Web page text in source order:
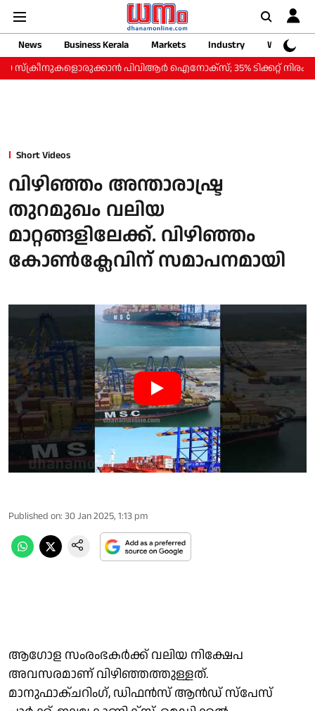
News Business Kerala Markets Industry
Web
സ്‌ക്രീനുകളൊരുക്കാന്‍ പിവിആര്‍ ഐനോക്‌സ്; 35% ടിക്കറ്റ് നിരക്ക്
Short Videos
വിഴിഞ്ഞം അന്താരാഷ്ട്ര
തുറമുഖം വലിയ
മാറ്റങ്ങളിലേക്ക്. വിഴിഞ്ഞം
കോണ്‍ക്ലേവിന് സമാപനമായി
Published on: 30 Jan 2025, 1:13 pm
ആഗോള സംരംഭകര്‍ക്ക് വലിയ നിക്ഷേപ
അവസരമാണ് വിഴിഞ്ഞത്തുള്ളത്.
മാനുഫാക്ചറിംഗ്, ഡിഫന്‍സ് ആന്‍ഡ് സ്പേസ്